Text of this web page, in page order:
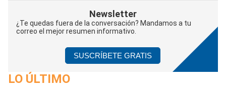
Newsletter
¿Te quedas fuera de la conversación? Mandamos a tu
correo el mejor resumen informativo.
SUSCRÍBETE GRATIS
LO ÚLTIMO